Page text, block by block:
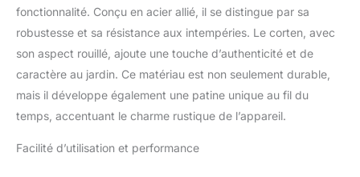
fonctionnalité. Conçu en acier allié, il se distingue par sa
robustesse et sa résistance aux intempéries. Le corten, avec
son aspect rouillé, ajoute une touche d’authenticité et de
caractère au jardin. Ce matériau est non seulement durable,
mais il développe également une patine unique au fil du
temps, accentuant le charme rustique de l’appareil.
Facilité d’utilisation et performance